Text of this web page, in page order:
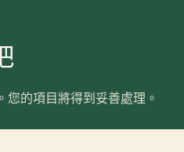
的項目將得到妥善處理。